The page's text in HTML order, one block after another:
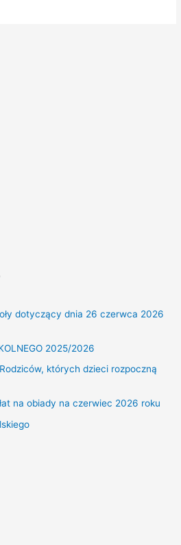
dotyczący dnia 26 czerwca 2026
2025/2026
których dzieci rozpoczną
na obiady na czerwiec 2026 roku